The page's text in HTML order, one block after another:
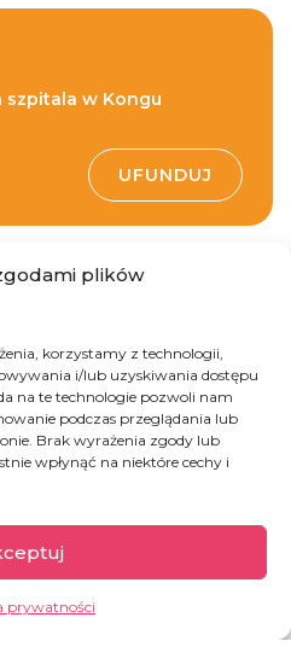
plików
korzystamy z technologii,
i/lub uzyskiwania dostępu
na te technologie pozwoli nam
podczas przeglądania lub
Brak wyrażenia zgody lub
wpłynąć na niektóre cechy i
prywatności
Konga
strony bogaty w zasoby
złoto), z drugiej jego
w Kongu
UFUNDUJ